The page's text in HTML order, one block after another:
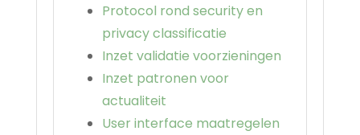
Protocol rond security en
privacy classificatie
Inzet validatie voorzieningen
Inzet patronen voor
actualiteit
User interface maatregelen